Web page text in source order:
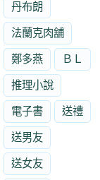
丹布朗
法蘭克肉舖
鄭多燕 ＢＬ
推理小說
電子書 送禮
送男友
送女友